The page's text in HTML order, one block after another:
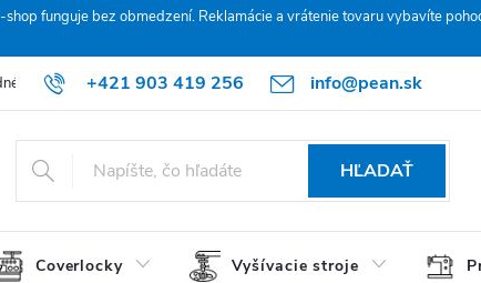
funguje bez obmedzení. Reklamácie a vrátenie tovaru vybavíte
+421 903 419 256 info@pean.sk
podmienky Podmienky ochrany osobných údajov O nás
HĽADAŤ
Coverlocky Vyšívacie stroje